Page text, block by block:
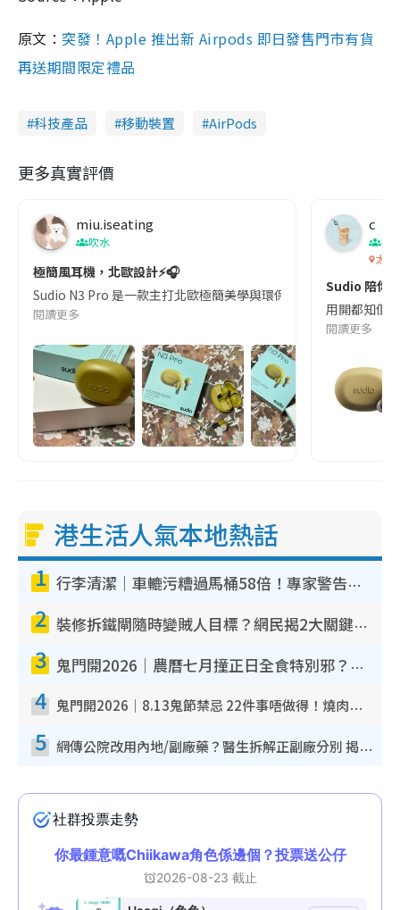
原文：突發！Apple 推出新 Airpods 即日發售門市有貨
再送期間限定禮品
科技產品 移動裝置 AirPods
更多真實評價
miu.iseating
吹水
極簡風耳機，北歐設計⚡️🎧
Sudio N3 Pro 是一款主打北歐極簡美學與環保材質的真無線藍牙耳
閱讀更多
c
娛
太平
Sudio 陪你
用開都知佢
閱讀更多
港生活人氣本地熱話
1 行李清潔｜車轆污糟過馬桶58倍！專家警告忌用酒精抹 教1招免污手除菌
2 裝修拆鐵閘隨時變賊人目標？網民揭2大關鍵用途：裝新式等於白裝？附新舊鐵閘分別
3 鬼門開2026｜農曆七月撞正日全食特別邪？專家警告切忌做一事！揭4大禁忌+2招保平安
4 鬼門開2026｜8.13鬼節禁忌 22件事唔做得！燒肉、刺身要少食？半夜勿吹口哨/打呢個電話
5 網傳公院改用內地/副廠藥？醫生拆解正副廠分別 揭4類人換藥隨時出事